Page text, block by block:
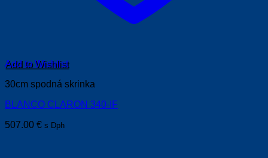
Add to Wishlist
30cm spodná skrinka
BLANCO CLARON 340-IF
507.00 € s Dph